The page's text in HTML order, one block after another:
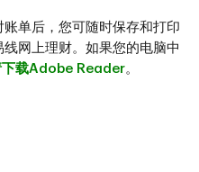
单后，您可随时保存和打印
网上理财。如果您的电脑中
下载Adobe Reader。